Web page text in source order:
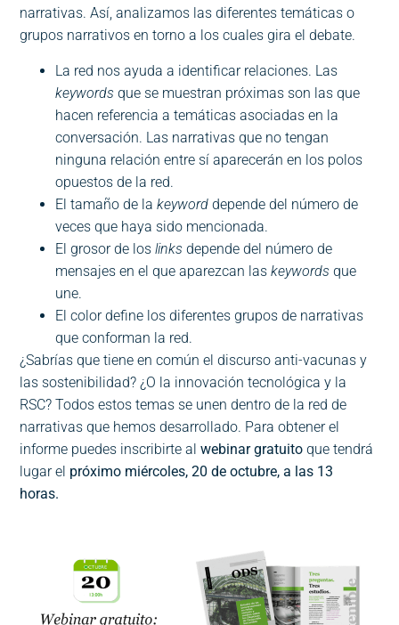
narrativas. Así, analizamos las diferentes temáticas o
grupos narrativos en torno a los cuales gira el debate.
La red nos ayuda a identificar relaciones. Las
keywordsque se muestran próximas son las que
hacen referencia a temáticas asociadas en la
conversación. Las narrativas que no tengan
ninguna relación entre sí aparecerán en los polos
opuestos de la red.
El tamaño de lakeyworddepende del número de
veces que haya sido mencionada.
El grosor de loslinksdepende del número de
mensajes en el que aparezcan laskeywordsque
une.
El color define los diferentes grupos de narrativas
que conforman la red.
¿Sabrías que tiene en común el discurso anti-vacunas y
las sostenibilidad? ¿O la innovación tecnológica y la
RSC? Todos estos temas se unen dentro de la red de
narrativas que hemos desarrollado. Para obtener el
informe puedes inscribirte alwebinar gratuito que tendrá
lugar el próximo miércoles, 20 de octubre, a las 13
horas.